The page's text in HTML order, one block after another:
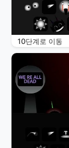
10단계로 이동